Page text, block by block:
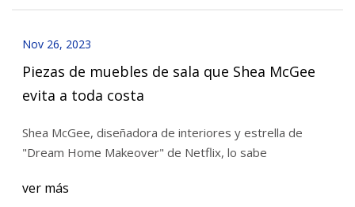
Nov 26, 2023
Piezas de muebles de sala que Shea McGee
evita a toda costa
Shea McGee, diseñadora de interiores y estrella de
"Dream Home Makeover" de Netflix, lo sabe
ver más